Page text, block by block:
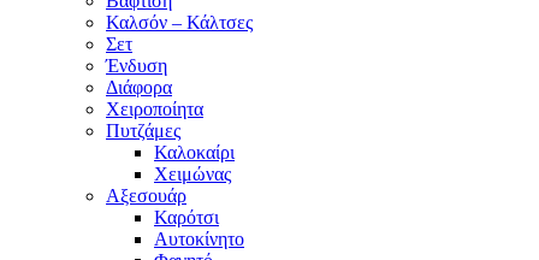
Καλσόν – Κάλτσες
Σετ
Ένδυση
Διάφορα
Χειροποίητα
Πυτζάμες
Καλοκαίρι
Χειμώνας
Αξεσουάρ
Καρότσι
Αυτοκίνητο